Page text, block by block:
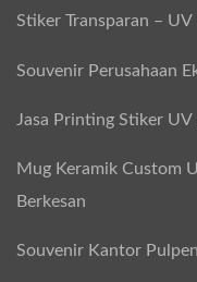
Stiker Transparan –
Souvenir Perusahaan
Jasa Printing Stiker UV
Mug Keramik Custom
Berkesan
Souvenir Kantor